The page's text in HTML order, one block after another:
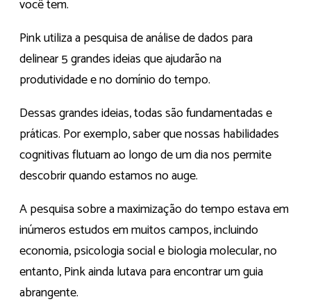
você tem.
Pink utiliza a pesquisa de análise de dados para
delinear 5 grandes ideias que ajudarão na
produtividade e no domínio do tempo.
Dessas grandes ideias, todas são fundamentadas e
práticas. Por exemplo, saber que nossas habilidades
cognitivas flutuam ao longo de um dia nos permite
descobrir quando estamos no auge.
A pesquisa sobre a maximização do tempo estava em
inúmeros estudos em muitos campos, incluindo
economia, psicologia social e biologia molecular, no
entanto, Pink ainda lutava para encontrar um guia
abrangente.